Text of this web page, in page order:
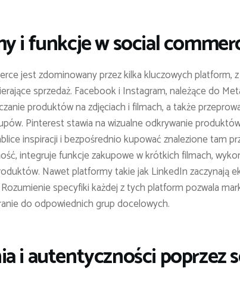
i funkcje w social
jest zdominowany przez kilka kluczowych platform,
sprzedaż. Facebook i Instagram, należące do
produktów na zdjęciach i filmach, a także
Pinterest stawia na wizualne odkrywanie
inspiracji i bezpośrednio kupować znalezione tam
integruje funkcje zakupowe w krótkich filmach,
Nawet platformy takie jak LinkedIn zaczynają
specyfiki każdej z tych platform pozwala
do odpowiednich grup docelowych.
i autentyczności poprzez